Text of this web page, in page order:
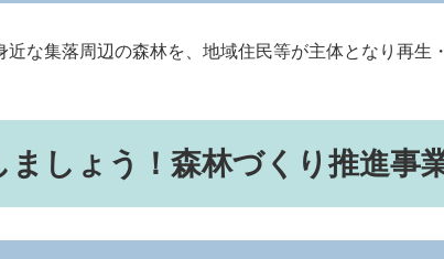
な集落周辺の森林を、地域住民等が主体となり再生
ましょう！森林づくり推進事